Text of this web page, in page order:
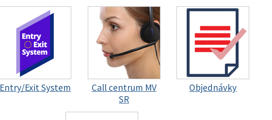
Entry/Exit System
Call centrum MV
SR
Objednávky